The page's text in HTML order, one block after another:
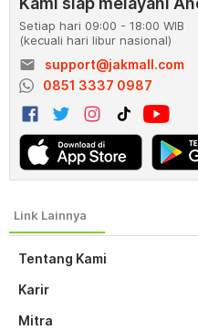
Tentang Kami
Karir
Mitra
Setiap hari 09:00 - 18:00 WIB
(kecuali hari libur nasional)
email
support@jakmall.com
0851 3337 0987